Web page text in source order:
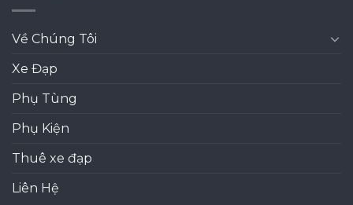
Về Chúng Tôi
Xe Đạp
Phụ Tùng
Phụ Kiện
Thuê xe đạp
Liên Hệ